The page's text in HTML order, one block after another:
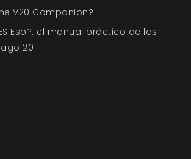
V20 Companion?
Eso?: el manual práctico de las
20